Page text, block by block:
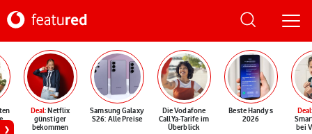
Deal: Netflix
günstiger
bekommen
Samsung Galaxy
S26: Alle Preise
Die Vodafone
CallYa-Tarife im
Überblick
Beste Handys
2026
Deal
bei